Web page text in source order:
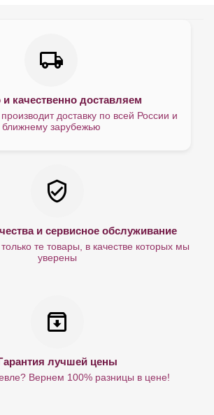
качественно доставляем
доставку по всей России и
ближнему зарубежью
и сервисное обслуживание
те товары, в качестве которых мы
уверены
лучшей цены
Вернем 100% разницы в цене!